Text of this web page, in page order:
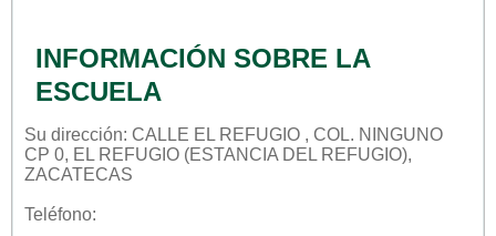
INFORMACIÓN SOBRE LA
ESCUELA
Su dirección: CALLE EL REFUGIO , COL. NINGUNO
CP 0, EL REFUGIO (ESTANCIA DEL REFUGIO),
ZACATECAS
Teléfono: